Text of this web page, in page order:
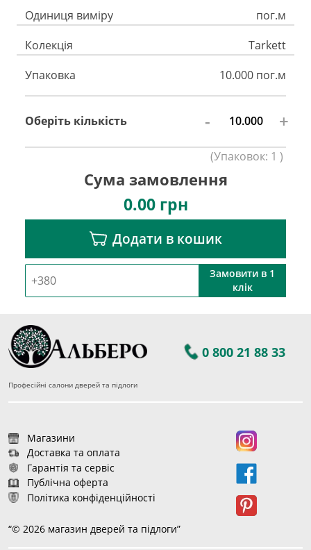
Одиниця виміру
пог.м
Колекція
Tarkett
Упаковка
10.000 пог.м
Оберіть кількість - +
(Упаковок: 1 )
Сума замовлення
0.00грн
Додати в кошик
Замовити в 1
клік
0 800 21 88 33
Професійні салони дверей та підлоги
Магазини
Доставка та оплата
Гарантія та сервіс
Публічна оферта
Політика конфіденційності
“© 2026 магазин дверей та підлоги”